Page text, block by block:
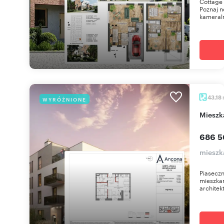
Poznaj
WYRÓŻNIONE 43,18
686